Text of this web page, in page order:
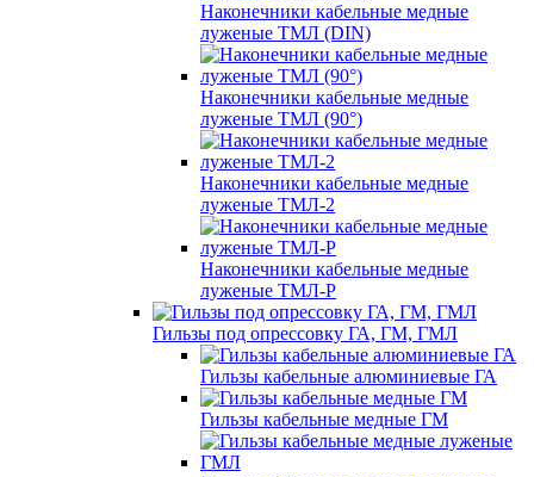
Наконечники кабельные медные
луженые ТМЛ (DIN)
Наконечники кабельные медные
луженые ТМЛ (90°)
Наконечники кабельные медные
луженые ТМЛ-2
Наконечники кабельные медные
луженые ТМЛ-Р
Гильзы под опрессовку ГА, ГМ, ГМЛ
Гильзы кабельные алюминиевые ГА
Гильзы кабельные медные ГМ